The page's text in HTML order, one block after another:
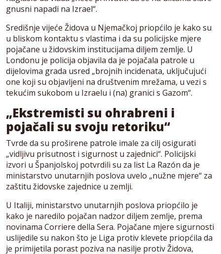
gnusni napadi na Izrael“.
Središnje vijeće Židova u Njemačkoj priopćilo je kako su
u bliskom kontaktu s vlastima i da su policijske mjere
pojačane u židovskim institucijama diljem zemlje. U
Londonu je policija objavila da je pojačala patrole u
dijelovima grada usred „brojnih incidenata, uključujući
one koji su objavljeni na društvenim mrežama, u vezi s
tekućim sukobom u Izraelu i (na) granici s Gazom“.
„Ekstremisti su ohrabreni i
pojačali su svoju retoriku“
Tvrde da su proširene patrole imale za cilj osigurati
„vidljivu prisutnost i sigurnost u zajednici“. Policijski
izvori u Španjolskoj potvrdili su za list La Razón da je
ministarstvo unutarnjih poslova uvelo „nužne mjere“ za
zaštitu židovske zajednice u zemlji.
U Italiji, ministarstvo unutarnjih poslova priopćilo je
kako je naredilo pojačan nadzor diljem zemlje, prema
novinama Corriere della Sera. Pojačane mjere sigurnosti
uslijedile su nakon što je Liga protiv klevete priopćila da
je primijetila porast poziva na nasilje protiv Židova,